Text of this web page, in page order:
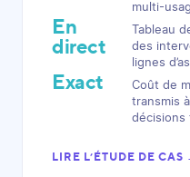
multi-
En
direct
Tableau
des
lignes
Exact
Coût de
transmis
décisions
LIRE L’ÉTUDE DE CAS